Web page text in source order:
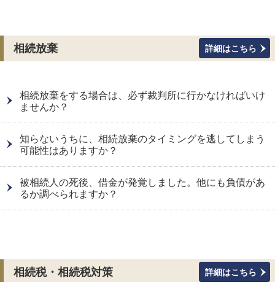
相続放棄 詳細はこちら
相続放棄をする場合は、必ず裁判所に行かなければいけ
ませんか？
知らないうちに、相続放棄のタイミングを逃してしまう
可能性はありますか？
被相続人の死後、借金が発覚しました。他にも負債があ
るか調べられますか？
相続税・相続税対策 詳細はこちら